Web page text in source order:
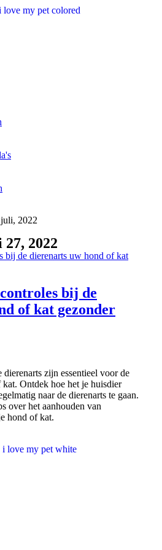
2022
2022
bij de
of kat gezonder
zijn essentieel voor de
Ontdek hoe het je huisdier
naar de dierenarts te gaan.
over het aanhouden van
hond of kat.